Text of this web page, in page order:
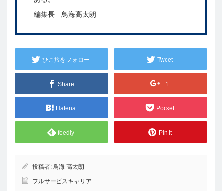
編集長 鳥海高太朗
ひこ旅をフォロー Tweet
Share +1
Hatena Pocket
feedly Pin it
投稿者: 鳥海 高太朗
フルサービスキャリア